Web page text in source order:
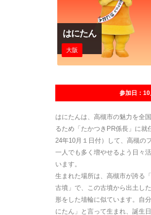
はにたん
大阪
参加日：10
はにたんは、高槻市の魅力を全
るため「たかつきPR係長」に就
24年10月１日付）して、高槻の
一人でも多く増やせるよう日々
います。
生まれた場所は、高槻市が誇る
古墳」で、この古墳から出土し
形をした埴輪に似ています。自
にたん」と言って生まれ、誕生